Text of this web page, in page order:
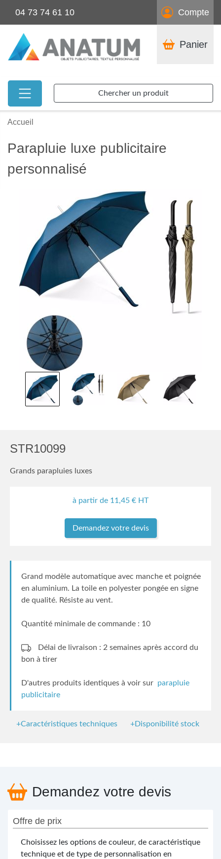
04 73 74 61 10 Compte
Panier
Chercher un produit
Accueil
Parapluie luxe publicitaire
personnalisé
STR10099
Grands parapluies luxes
à partir de 11,45 € HT
Demandez votre devis
Grand modèle automatique avec manche et poignée
en aluminium. La toile en polyester pongée en signe
de qualité. Résiste au vent.
Quantité minimale de commande : 10
Délai de livraison : 2 semaines après accord du
bon à tirer
D'autres produits identiques à voir sur parapluie
publicitaire
+Caractéristiques techniques +Disponibilité stock
Demandez votre devis
Offre de prix
Choisissez les options de couleur, de caractéristique
technique et de type de personnalisation en